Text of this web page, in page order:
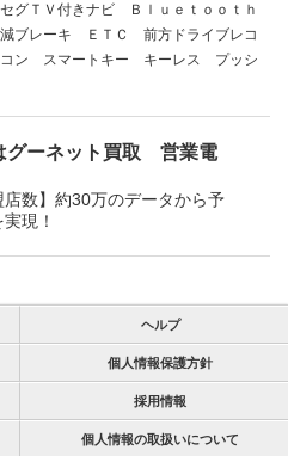
ＴＶ付きナビ Ｂｌｕｅｔｏｏｔｈ
ブレーキ ＥＴＣ 前方ドライブレコ
ン スマートキー キーレス プッシ
グーネット買取 営業電
店数】約30万のデータから予
現！
ヘルプ
個人情報保護方針
採用情報
個人情報の取扱いについて